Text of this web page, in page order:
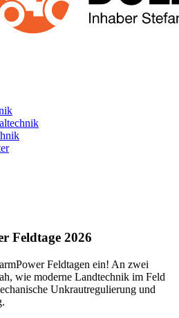
Feldtage 2026
Feldtagen ein! An zwei
wie moderne Landtechnik im Feld
Unkrautregulierung und